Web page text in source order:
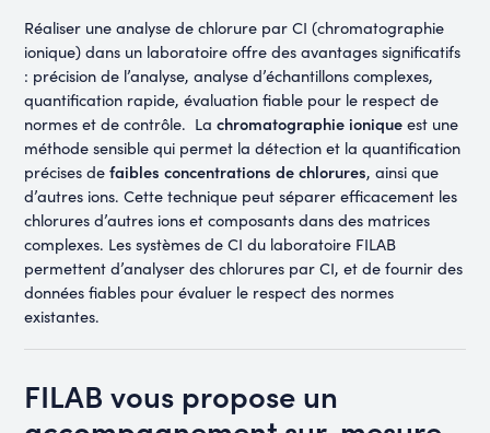
Réaliser une analyse de chlorure par CI (chromatographie
ionique) dans un laboratoire offre des avantages significatifs
: précision de l’analyse, analyse d’échantillons complexes,
quantification rapide, évaluation fiable pour le respect de
normes et de contrôle. Lachromatographie ionique est une
méthode sensible qui permet la détection et la quantification
précises defaibles concentrations de chlorures, ainsi que
d’autres ions. Cette technique peut séparer efficacement les
chlorures d’autres ions et composants dans des matrices
complexes. Les systèmes de CI du laboratoire FILAB
permettent d’analyser des chlorures par CI, et de fournir des
données fiables pour évaluer le respect des normes
existantes.
FILAB vous propose un